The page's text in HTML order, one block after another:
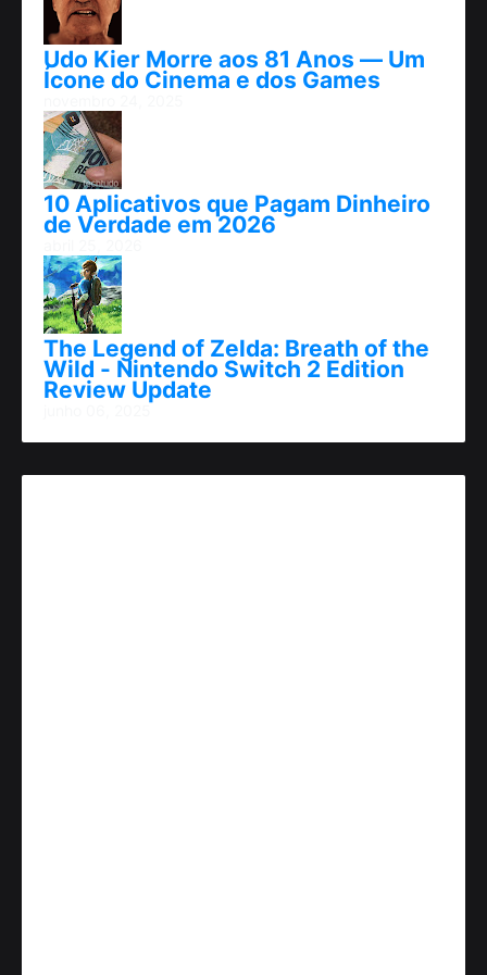
Udo Kier Morre aos 81 Anos — Um
Ícone do Cinema e dos Games
10 Aplicativos que Pagam Dinheiro
de Verdade em 2026
The Legend of Zelda: Breath of the
Wild - Nintendo Switch 2 Edition
Review Update